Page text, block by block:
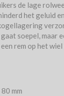
de lage
het geluid
soepel, maar
rem op het
mm